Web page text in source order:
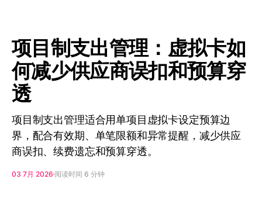
项目制支出管理：虚拟卡如
何减少供应商误扣和预算穿
透
项目制支出管理适合用单项目虚拟卡设定预算边
界，配合有效期、单笔限额和异常提醒，减少供应
商误扣、续费遗忘和预算穿透。
03 7月 2026 阅读时间 6 分钟